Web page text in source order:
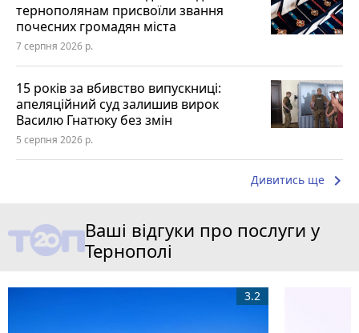
тернополянам присвоїли звання
почесних громадян міста
7 серпня 2026 р.
15 років за вбивство випускниці:
апеляційний суд залишив вирок
Василю Гнатюку без змін
5 серпня 2026 р.
Дивитись ще keyboard_arrow_right
Ваші відгуки про послуги у
Тернополі
3.2